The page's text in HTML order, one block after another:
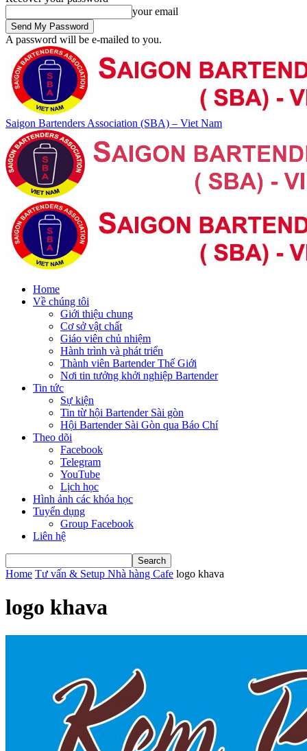
your email
A password will be e-mailed to you.
Saigon Bartenders Association (SBA) – Viet Nam
Home
Về chúng tôi
Giới thiệu chung
Cơ sở vật chất
Giáo viên chủ nhiệm
Hành trình và phát triển
Thành viên Bartender Thế Giới
Nơi tin tưởng khởi nghiệp Bartender
Tin tức
Sự kiện
Tin từ hội Bartender Sài gòn
Hội Bartender Sài Gòn qua Báo Chí
Theo dõi
Facebook
Telegram
YouTube
Lịch học
Hình ảnh các khóa học
Tuyển dụng
Group Facebook
Liên hệ
Home Tư vấn & Setup Nhà hàng Cafe logo khava
logo khava